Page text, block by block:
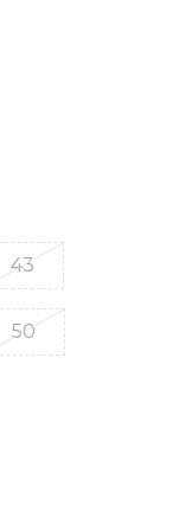
43
50